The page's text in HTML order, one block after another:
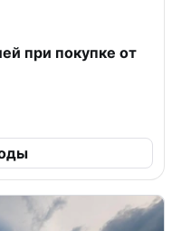
при покупке от